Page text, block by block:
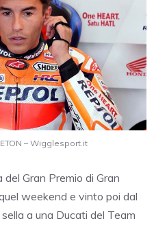
– Wigglesport.it
Gran Premio di Gran
weekend e vinto poi dal
a una Ducati del Team